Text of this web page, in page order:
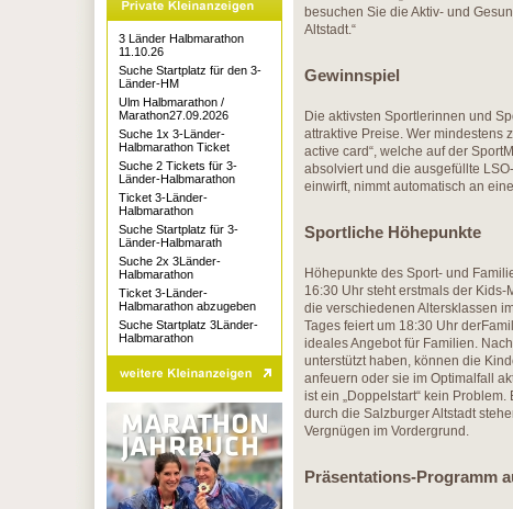
besuchen Sie die Aktiv- und
Altstadt.“
Gewinnspiel
Die aktivsten Sportlerinnen und
attraktive Preise. Wer mindestens
active card“, welche auf der
absolviert und die ausgefüllte
einwirft, nimmt automatisch an
Sportliche Höhepunkte
Höhepunkte des Sport- und
16:30 Uhr steht erstmals der
die verschiedenen Altersklassen
Tages feiert um 18:30 Uhr
ideales Angebot für Familien.
unterstützt haben, können die
anfeuern oder sie im Optimalfall
ist ein „Doppelstart“ kein
durch die Salzburger Altstadt
Vergnügen im Vordergrund.
Präsentations-Programm
3 Länder Halbmarathon
11.10.26
Suche Startplatz für den 3-
Länder-HM
Ulm Halbmarathon /
Marathon27.09.2026
Suche 1x 3-Länder-
Halbmarathon Ticket
Suche 2 Tickets für 3-
Länder-Halbmarathon
Ticket 3-Länder-
Halbmarathon
Suche Startplatz für 3-
Länder-Halbmarath
Suche 2x 3Länder-
Halbmarathon
Ticket 3-Länder-
Halbmarathon abzugeben
Suche Startplatz 3Länder-
Halbmarathon